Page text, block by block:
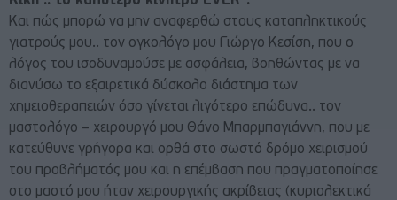
Και πώς μπορώ να μην αναφερθώ στους καταπληκτικούς
γιατρούς μου.. τον ογκολόγο μου Γιώργο Κεσίση, που ο
λόγος του ισοδυναμούσε με ασφάλεια, βοηθώντας με να
διανύσω το εξαιρετικά δύσκολο διάστημα των
χημειοθεραπειών όσο γίνεται λιγότερο επώδυνα.. τον
μαστολόγο – χειρουργό μου Θάνο Μπαρμπαγιάννη, που με
κατεύθυνε γρήγορα και ορθά στο σωστό δρόμο χειρισμού
του προβλήματός μου και η επέμβαση που πραγματοποίησε
στο μαστό μου ήταν χειρουργικής ακρίβειας (κυριολεκτικά